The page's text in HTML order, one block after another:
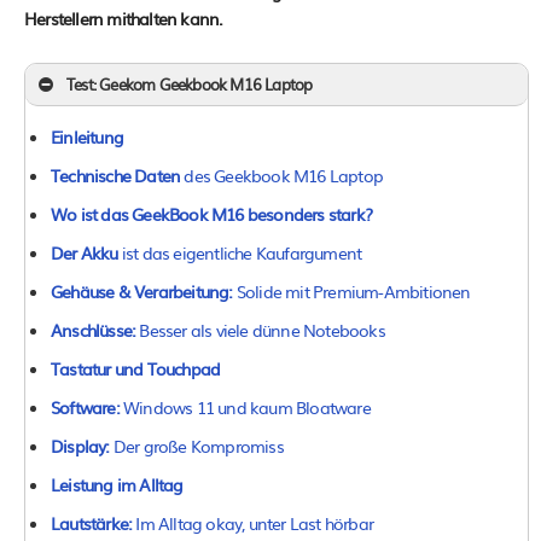
Herstellern mithalten kann.
Test: Geekom Geekbook M16 Laptop
Einleitung
Technische Datendes Geekbook M16 Laptop
Wo ist das GeekBook M16 besonders stark?
Der Akkuist das eigentliche Kaufargument
Gehäuse & Verarbeitung:Solide mit Premium-Ambitionen
Anschlüsse:Besser als viele dünne Notebooks
Tastatur und Touchpad
Software:Windows 11 und kaum Bloatware
Display:Der große Kompromiss
Leistung im Alltag
Lautstärke:Im Alltag okay, unter Last hörbar